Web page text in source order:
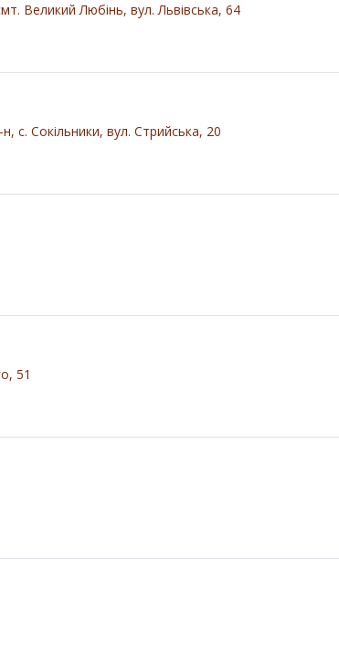
Великий Любінь, вул. Львівська, 64
с. Сокільники, вул. Стрийська, 20
51